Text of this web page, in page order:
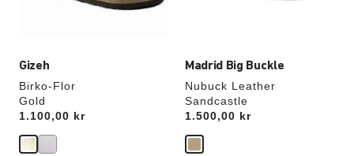
Gizeh
Birko-Flor
Gold
Price:
1.100,00 kr
Madrid Big Buckle
Nubuck Leather
Sandcastle
Price:
1.500,00 kr